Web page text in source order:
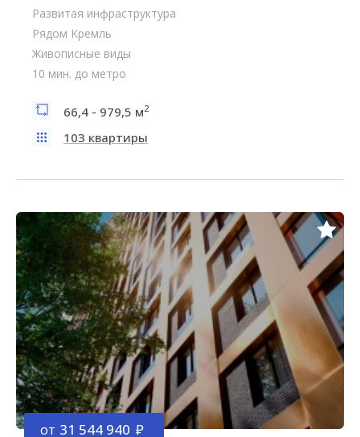
Развитая инфраструктура
Рядом Кремль
Живописные виды
10 мин. до метро
66,4 - 979,5 м2
103 квартиры
от 31 544 940